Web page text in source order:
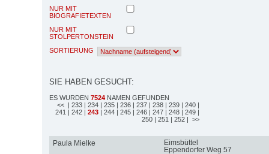
NUR MIT
BIOGRAFIETEXTEN
NUR MIT
STOLPERTONSTEIN
SORTIERUNG
SIE HABEN GESUCHT:
ES WURDEN 7524 NAMEN GEFUNDEN
<< | 233 | 234 | 235 | 236 | 237 | 238 | 239 | 240 |
241 | 242 | 243 | 244 | 245 | 246 | 247 | 248 | 249 |
250 | 251 | 252 | >>
Paula Mielke
Eimsbüttel
Eppendorfer Weg 57